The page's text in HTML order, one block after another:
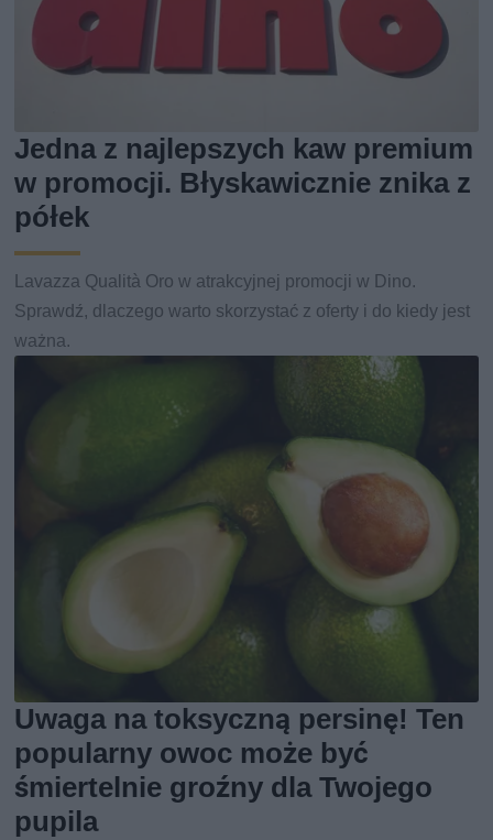
Jedna z najlepszych kaw premium
w promocji. Błyskawicznie znika z
półek
Lavazza Qualità Oro w atrakcyjnej promocji w Dino.
Sprawdź, dlaczego warto skorzystać z oferty i do kiedy jest
ważna.
Uwaga na toksyczną persinę! Ten
popularny owoc może być
śmiertelnie groźny dla Twojego
pupila